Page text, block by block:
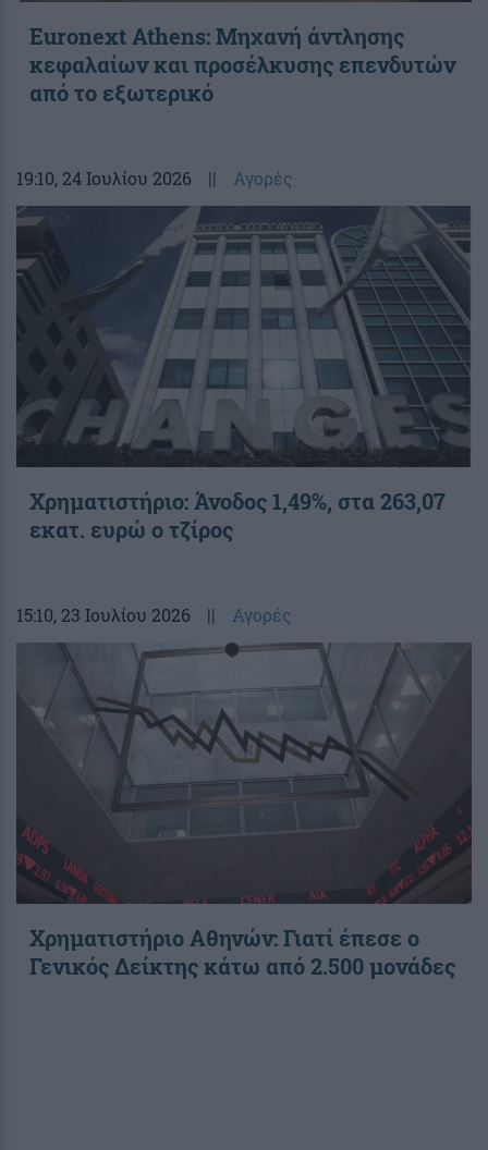
Euronext Athens: Μηχανή άντλησης
κεφαλαίων και προσέλκυσης επενδυτών
από το εξωτερικό
19:10, 24 Ιουλίου 2026 || Αγορές
Χρηματιστήριο: Άνοδος 1,49%, στα 263,07
εκατ. ευρώ ο τζίρος
15:10, 23 Ιουλίου 2026 || Αγορές
Χρηματιστήριο Αθηνών: Γιατί έπεσε ο
Γενικός Δείκτης κάτω από 2.500 μονάδες